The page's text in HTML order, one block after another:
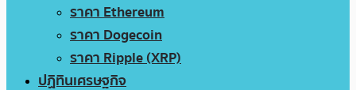
ราคา Ethereum
ราคา Dogecoin
ราคา Ripple (XRP)
ปฏิทินเศรษฐกิจ